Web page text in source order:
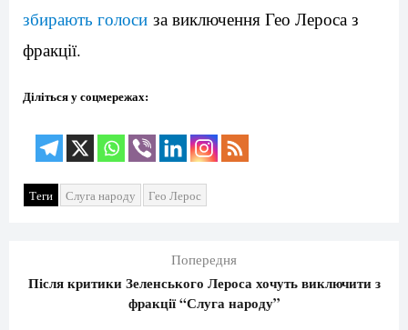
збирають голоси за виключення Гео Лероса з
фракції.
Діліться у соцмережах:
Теги Слуга народу Гео Лерос
Попередня
Після критики Зеленського Лероса хочуть виключити з
фракції “Слуга народу”